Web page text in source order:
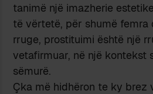
tanimë një imazherie
të vërtetë, për shumë femra
rruge, prostituimi është një
vetafirmuar, në një kontekst
sëmurë.
Çka më hidhëron te ky brez